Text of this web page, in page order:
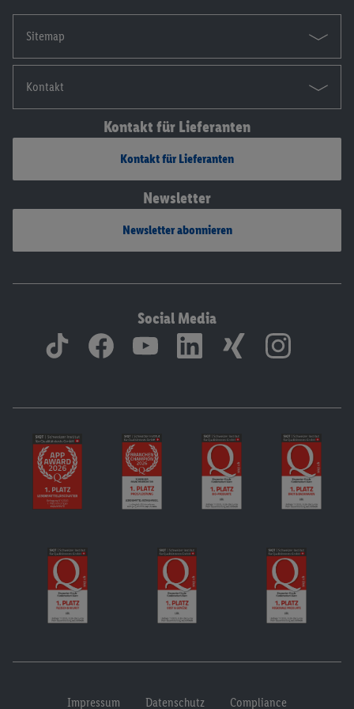
Sitemap
Kontakt
Kontakt für Lieferanten
Kontakt für Lieferanten
Newsletter
Newsletter abonnieren
Social Media
Impressum Datenschutz Compliance